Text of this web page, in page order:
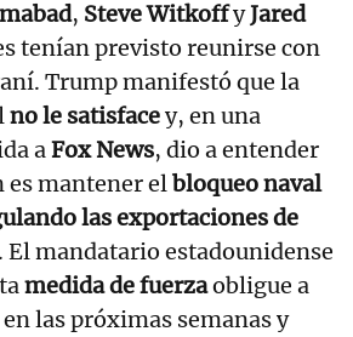
, Steve WitkoffyJared
tenían previsto reunirse con
Trump manifestó que la
no le satisfacey, en una
aFox News, dio a entender
es mantener elbloqueo naval
las exportaciones de
. El mandatario estadounidense
medida de fuerzaobligue a
las próximas semanas y